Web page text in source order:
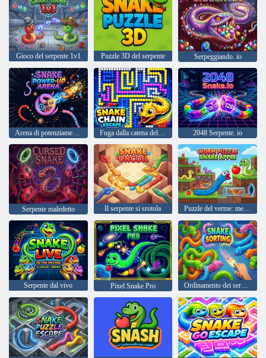
Gioco del serpente 1v1 Puzzle 3D del serpente Serpeggiando. io
Fuga dalla catena del serpente 2048 Serpente. io
Serpente maledetto Il serpente si srotola Puzzle del verme: mela serpente
Serpente dal vivo Pixel Snake Pro Ordinamento dei serpenti